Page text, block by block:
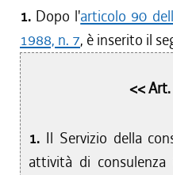
1. Dopo l'articolo 90
1988, n. 7, è inserito il
<<
1. Il Servizio della
attività di